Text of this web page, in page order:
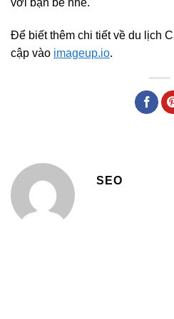
với bạn bè nhé.
Để biết thêm chi tiết về du lịch
cập vào imageup.io.
SEO